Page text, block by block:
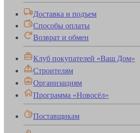
Доставка и подъем
Способы оплаты
Возврат и обмен
Клуб покупателей «Ваш Дом»
Строителям
Организациям
Программа «Новосёл»
Поставщикам